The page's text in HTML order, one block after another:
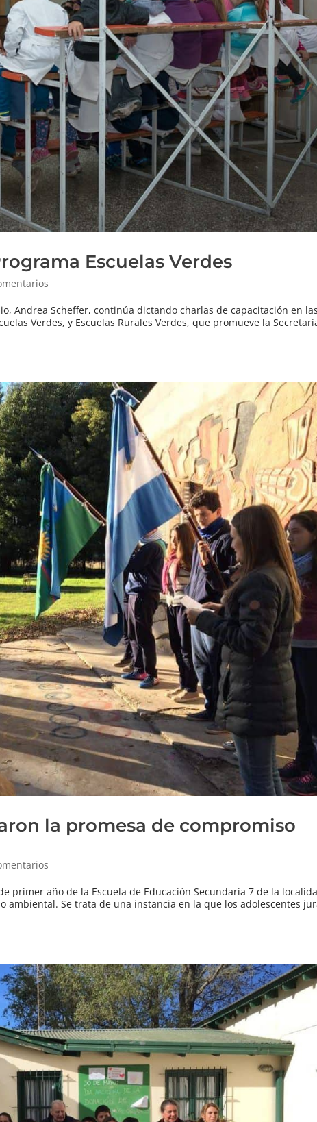
Escuelas Verdes
Andrea Scheffer, continúa dictando charlas de capacitación en las
Verdes, y Escuelas Rurales Verdes, que promueve la
la promesa de compromiso
primer año de la Escuela de Educación Secundaria 7 de la
ambiental. Se trata de una instancia en la que los adolescentes